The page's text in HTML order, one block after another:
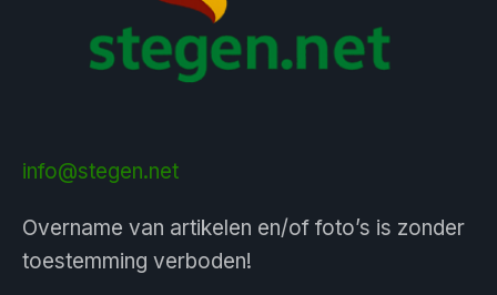
info@stegen.net
Overname van artikelen en/of foto’s is zonder
toestemming verboden!